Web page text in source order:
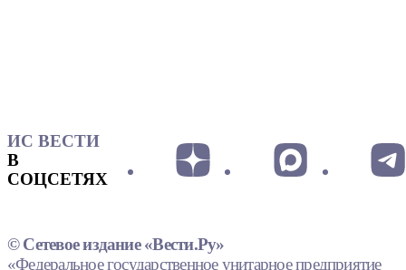
ИС ВЕСТИ
В
СОЦСЕТЯХ
© Сетевое издание «Вести.Ру»
«Федеральное государственное унитарное предприятие